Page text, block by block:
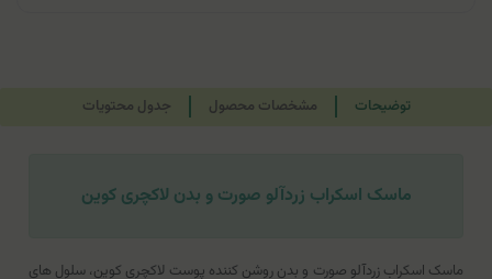
توضیحات مشخصات محصول جدول محتویات
ماسک اسکراب زردآلو صورت و بدن لاکچری کوین
ماسک اسکراب زردآلو صورت و بدن روشن کننده پوست لاکچری کوین، سلول های